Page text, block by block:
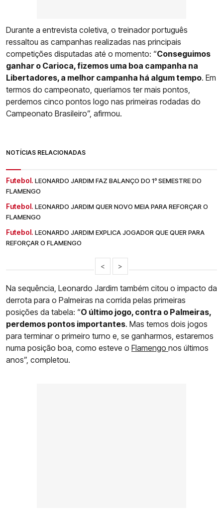
Durante a entrevista coletiva, o treinador português
ressaltou as campanhas realizadas nas principais
competições disputadas até o momento: “Conseguimos
ganhar o Carioca, fizemos uma boa campanha na
Libertadores, a melhor campanha há algum tempo. Em
termos do campeonato, queríamos ter mais pontos,
perdemos cinco pontos logo nas primeiras rodadas do
Campeonato Brasileiro”, afirmou.
NOTÍCIAS RELACIONADAS
Futebol. LEONARDO JARDIM FAZ BALANÇO DO 1º SEMESTRE DO
FLAMENGO
Futebol. LEONARDO JARDIM QUER NOVO MEIA PARA REFORÇAR O
FLAMENGO
Futebol. LEONARDO JARDIM EXPLICA JOGADOR QUE QUER PARA
REFORÇAR O FLAMENGO
< >
Na sequência, Leonardo Jardim também citou o impacto da
derrota para o Palmeiras na corrida pelas primeiras
posições da tabela: “O último jogo, contra o Palmeiras,
perdemos pontos importantes. Mas temos dois jogos
para terminar o primeiro turno e, se ganharmos, estaremos
numa posição boa, como esteve o Flamengo nos últimos
anos”, completou.